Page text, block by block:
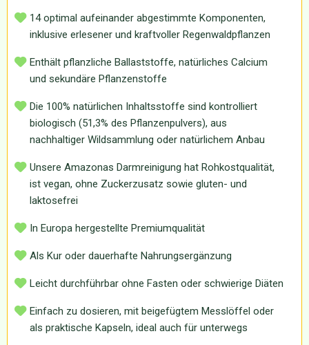
14 optimal aufeinander abgestimmte Komponenten,
inklusive erlesener und kraftvoller Regenwaldpflanzen
Enthält pflanzliche Ballaststoffe, natürliches Calcium
und sekundäre Pflanzenstoffe
Die 100% natürlichen Inhaltsstoffe sind kontrolliert
biologisch (51,3% des Pflanzenpulvers), aus
nachhaltiger Wildsammlung oder natürlichem Anbau
Unsere Amazonas Darmreinigung hat Rohkostqualität,
ist vegan, ohne Zuckerzusatz sowie gluten- und
laktosefrei
In Europa hergestellte Premiumqualität
Als Kur oder dauerhafte Nahrungsergänzung
Leicht durchführbar ohne Fasten oder schwierige Diäten
Einfach zu dosieren, mit beigefügtem Messlöffel oder
als praktische Kapseln, ideal auch für unterwegs